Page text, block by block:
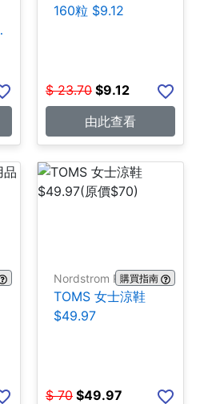
160粒 $9.12
$ 23.70 $9.12
由此查看
Nordstrom Rack購買指南
TOMS 女士涼鞋
$49.97
$ 70 $49.97